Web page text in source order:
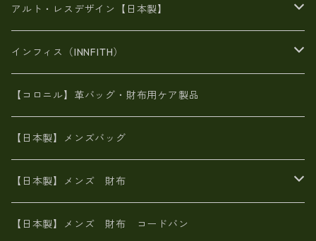
豊岡製品
エナメルクロコ
がま口
斜め掛け
がま口財布
スペインレザー
長財布
スペインレザー
佐賀牛革
L字ファスナー財布
スペインレザー
革友禅染め
ポーチ
ヌメ革
革友禅染め
財布ショルダー
ヌメ革
がま口財布
革友禅染め
火山灰染め
BAG
財布・小物
アルト・レスデザイン【日本製】
BAG
財布・小物
インフィス（INNFITH）
BAG
財布・小物
【コロニル】革バッグ・財布用ケア製品
【日本製】メンズバッグ
【日本製】メンズ 財布
象革エレファント【日本製】メンズ 財布
【日本製】メンズ 財布 コードバン